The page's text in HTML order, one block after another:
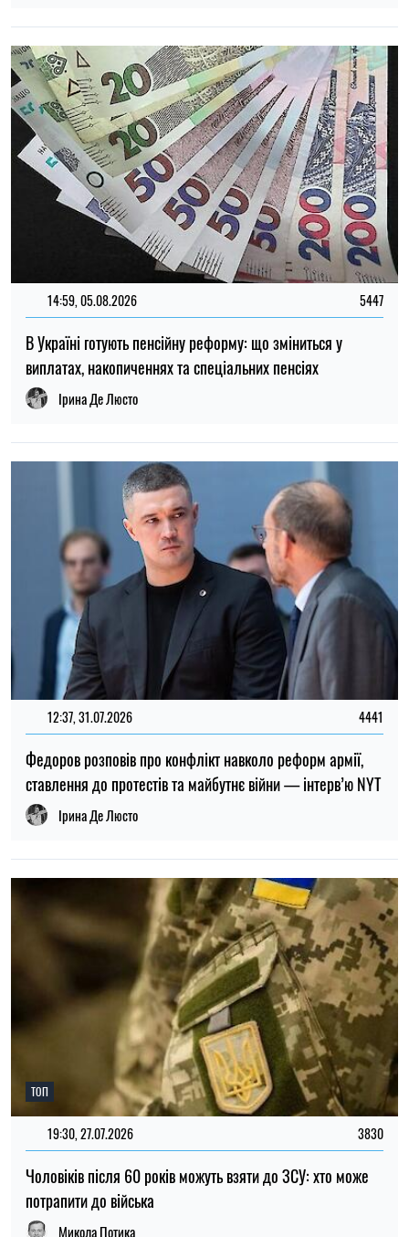
Лікарі попередили про несподіваний симптом сонячного
удару: його легко сплутати з інсультом
Олена Расенко
13:00, 08.08.2026
19:00, 07.08.2026
Вчені з’ясували, як таргани впізнають «своїх»
Мар'я Гриневич
ПОПУЛЯРНІ НОВИНИ